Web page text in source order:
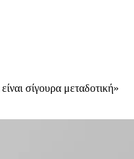
σίγουρα μεταδοτική»